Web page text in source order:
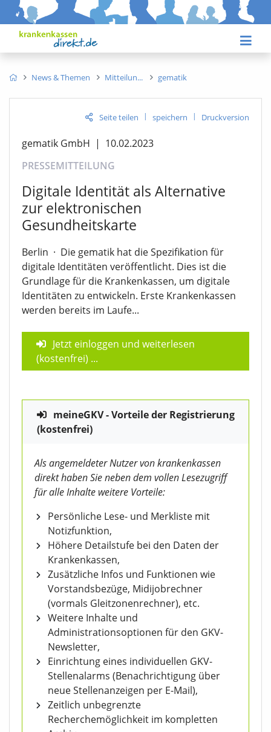
News & Themen Mitteilun gematik
Seite teilen | speichern | Druckversion
gematik GmbH | 10.02.2023
PRESSEMITTEILUNG
Digitale Identität als Alternative
zur elektronischen
Gesundheitskarte
Berlin · Die gematik hat die Spezifikation für
digitale Identitäten veröffentlicht. Dies ist die
Grundlage für die Krankenkassen, um digitale
Identitäten zu entwickeln. Erste Krankenkassen
werden bereits im Laufe...
Jetzt einloggen und weiterlesen
(kostenfrei) ...
meineGKV - Vorteile der Registrierung
(kostenfrei)
Als angemeldeter Nutzer von krankenkassen
direkt haben Sie neben dem vollen Lesezugriff
für alle Inhalte weitere Vorteile:
Persönliche Lese- und Merkliste mit
Notizfunktion,
Höhere Detailstufe bei den Daten der
Krankenkassen,
Zusätzliche Infos und Funktionen wie
Vorstandsbezüge, Midijobrechner
(vormals Gleitzonenrechner), etc.
Weitere Inhalte und
Administrationsoptionen für den GKV-
Newsletter,
Einrichtung eines individuellen GKV-
Stellenalarms (Benachrichtigung über
neue Stellenanzeigen per E-Mail),
Zeitlich unbegrenzte
Recherchemöglichkeit im kompletten